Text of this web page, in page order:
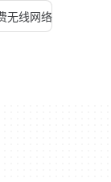
无线网络